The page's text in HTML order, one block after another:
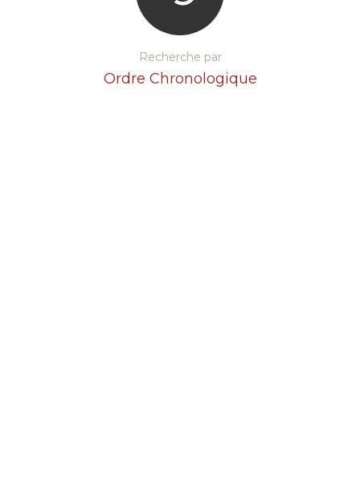
Recherche par
Ordre Chronologique